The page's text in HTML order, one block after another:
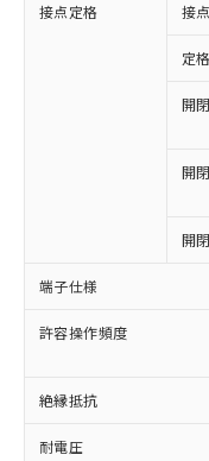
接点定格 接
定
開
開
開
端子仕様
許容操作頻度
絶縁抵抗
耐電圧
ご利用
以下の条件
本サー
商品の
(税抜)
当社制
本サー
ことを
在庫状
記載し
タに基
覧され
準価格
対応予定：EU
有に対応し
対応予定な
非含有に非
調査・確認
非含有の対
非該当品：
害物質有無
仕入先様の事
いたものが
むを得ず変更
*EU RoHS指令（
鉛(Pb) 1000ppm
六価クロム
※1 中国
「○」：最大
基準値以下
「×」：最大
基準値を超
「－」：未確
*中国RoHS10物質
当社は
為替お
（以下
または
国政府
可)を